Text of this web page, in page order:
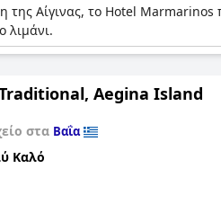
της Αίγινας, το Hotel Marmarinos
λιμάνι.
Aegina Island
στα Βαΐα
Καλό